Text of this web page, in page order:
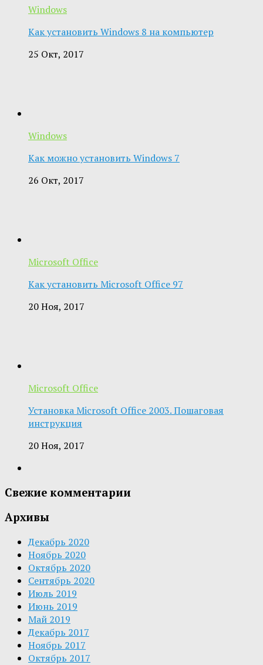
Windows
Как установить Windows 8 на компьютер
25 Окт, 2017
Windows
Как можно установить Windows 7
26 Окт, 2017
Microsoft Office
Как установить Microsoft Office 97
20 Ноя, 2017
Microsoft Office
Установка Microsoft Office 2003. Пошаговая
инструкция
20 Ноя, 2017
Свежие комментарии
Архивы
Декабрь 2020
Ноябрь 2020
Октябрь 2020
Сентябрь 2020
Июль 2019
Июнь 2019
Май 2019
Декабрь 2017
Ноябрь 2017
Октябрь 2017